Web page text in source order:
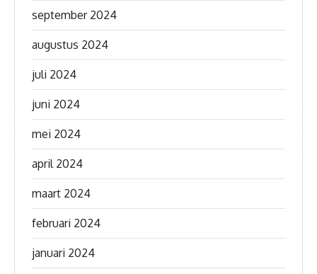
september 2024
augustus 2024
juli 2024
juni 2024
mei 2024
april 2024
maart 2024
februari 2024
januari 2024